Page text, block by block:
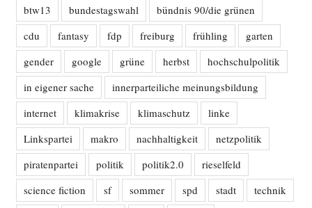
btw13 bundestagswahl
bündnis 90/die grünen
cdu
fantasy fdp freiburg frühling
garten
gender
google grüne herbst
hochschulpolitik
in eigener sache
innerparteiliche meinungsbildung
internet
klimakrise klimaschutz
linke
Linkspartei
makro nachhaltigkeit
netzpolitik
piratenpartei
politik politik2.0
rieselfeld
science fiction
sf sommer spd stadt
technik